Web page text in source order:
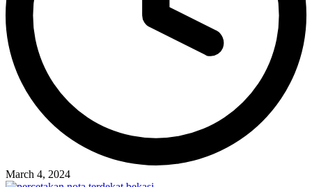
March 4, 2024